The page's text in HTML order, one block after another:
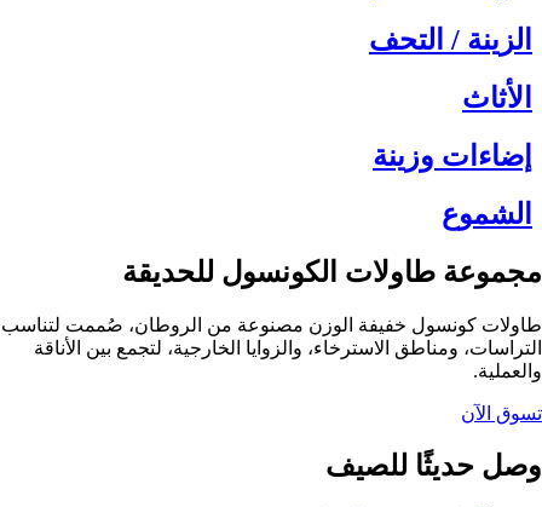
الزينة / التحف
الأثاث
إضاءات وزينة
الشموع
مجموعة طاولات الكونسول للحديقة
طاولات كونسول خفيفة الوزن مصنوعة من الروطان، صُممت لتناسب
التراسات، ومناطق الاسترخاء، والزوايا الخارجية، لتجمع بين الأناقة
والعملية.
تسوق الآن
وصل حديثًا للصيف